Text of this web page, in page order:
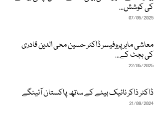
کی کوشش...
07/05/2025
معاشی ماہر پروفیسر ڈاکٹر حسین محی الدین قادری
کی بجٹ کے...
22/05/2025
ڈاکٹر ذاکر نائیک بیٹے کے ساتھ پاکستان آئینگے
21/09/2024